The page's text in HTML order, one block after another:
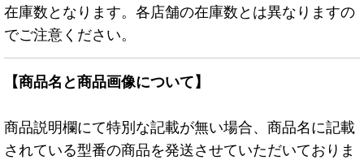
在庫数となります。各店舗の在庫数とは異なりますの
でご注意ください。
【商品名と商品画像について】
商品説明欄にて特別な記載が無い場合、商品名に記載
されている型番の商品を発送させていただいておりま